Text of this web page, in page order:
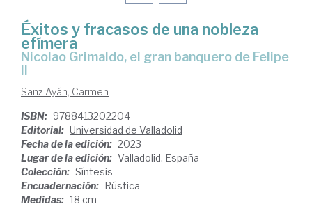
Éxitos y fracasos de una nobleza
efímera
Nicolao Grimaldo, el gran banquero de Felipe
II
Sanz Ayán, Carmen
ISBN: 9788413202204
Editorial: Universidad de Valladolid
Fecha de la edición: 2023
Lugar de la edición: Valladolid. España
Colección: Síntesis
Encuadernación: Rústica
Medidas: 18 cm